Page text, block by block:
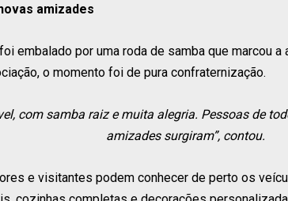
amizades
embalado por uma roda de samba que marcou a
o momento foi de pura confraternização.
com samba raiz e muita alegria. Pessoas de
amizades surgiram”, contou.
e visitantes podem conhecer de perto os